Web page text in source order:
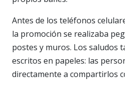
Antes de los teléfonos
la promoción se realizaba
postes y muros. Los saludos
escritos en papeles: las
directamente a compartirlos